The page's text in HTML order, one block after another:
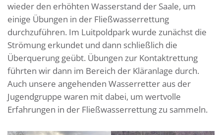
wieder den erhöhten Wasserstand der Saale, um
einige Übungen in der Fließwasserrettung
durchzuführen. Im Luitpoldpark wurde zunächst die
Strömung erkundet und dann schließlich die
Überquerung geübt. Übungen zur Kontaktrettung
führten wir dann im Bereich der Kläranlage durch.
Auch unsere angehenden Wasserretter aus der
Jugendgruppe waren mit dabei, um wertvolle
Erfahrungen in der Fließwasserrettung zu sammeln.